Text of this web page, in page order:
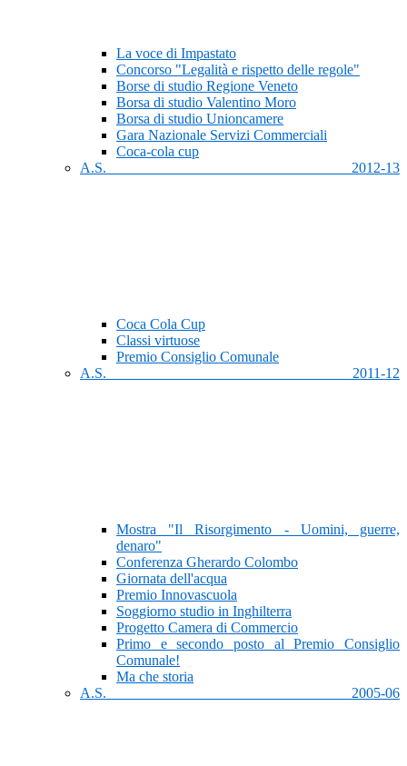
La voce di Impastato
Concorso "Legalità e rispetto delle regole"
Borse di studio Regione Veneto
Borsa di studio Valentino Moro
Borsa di studio Unioncamere
Gara Nazionale Servizi Commerciali
Coca-cola cup
A.S. 2012-13
Coca Cola Cup
Classi virtuose
Premio Consiglio Comunale
A.S. 2011-12
Mostra "Il Risorgimento - Uomini, guerre,
denaro"
Conferenza Gherardo Colombo
Giornata dell'acqua
Premio Innovascuola
Soggiorno studio in Inghilterra
Progetto Camera di Commercio
Primo e secondo posto al Premio Consiglio
Comunale!
Ma che storia
A.S. 2005-06